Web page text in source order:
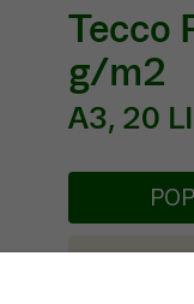
Tecco
g/m2
A3, 20